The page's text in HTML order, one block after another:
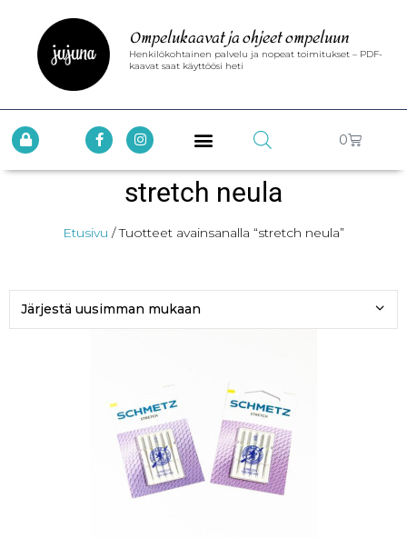
Ompelukaavat ja ohjeet ompeluun
Henkilökohtainen palvelu ja nopeat toimitukset – PDF-
kaavat saat käyttöösi heti
0
stretch neula
Etusivu / Tuotteet avainsanalla “stretch neula”